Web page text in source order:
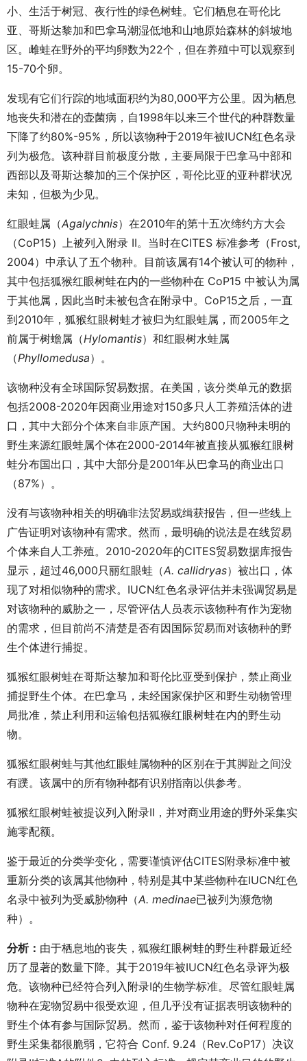
小、生活于树冠、夜行性的绿色树蛙。它们栖息在哥伦比
亚、哥斯达黎加和巴拿马潮湿低地和山地原始森林的斜坡地
区。雌蛙在野外的平均卵数为22个，但在养殖中可以观察到
15-70个卵。
发现有它们行踪的地域面积约为80,000平方公里。因为栖息
地丧失和潜在的壶菌病，自1998年以来三个世代的种群数量
下降了约80%-95%，所以该物种于2019年被IUCN红色名录
列为极危。该种群目前极度分散，主要局限于巴拿马中部和
西部以及哥斯达黎加的三个保护区，哥伦比亚的亚种群状况
未知，但极为少见。
红眼蛙属（Agalychnis）在2010年的第十五次缔约方大会
（CoP15）上被列入附录 II。当时在CITES 标准参考（Frost,
2004）中承认了五个物种。目前该属有14个被认可的物种，
其中包括狐猴红眼树蛙在内的一些物种在 CoP15 中被认为属
于其他属，因此当时未被包含在附录中。CoP15之后，一直
到2010年，狐猴红眼树蛙才被归为红眼蛙属，而2005年之
前属于树蟾属（Hylomantis）和红眼树水蛙属
（Phyllomedusa）。
该物种没有全球国际贸易数据。在美国，该分类单元的数据
包括2008-2020年因商业用途对150多只人工养殖活体的进
口，其中大部分个体来自非原产国。大约800只物种未明的
野生来源红眼蛙属个体在2000-2014年被直接从狐猴红眼树
蛙分布国出口，其中大部分是2001年从巴拿马的商业出口
（87%）。
没有与该物种相关的明确非法贸易或缉获报告，但一些线上
广告证明对该物种有需求。然而，最明确的说法是在线贸易
个体来自人工养殖。2010-2020年的CITES贸易数据库报告
显示，超过46,000只丽红眼蛙（A. callidryas）被出口，体
现了对相似物种的需求。IUCN红色名录评估并未强调贸易是
对该物种的威胁之一，尽管评估人员表示该物种有作为宠物
的需求，但目前尚不清楚是否有因国际贸易而对该物种的野
生个体进行捕捉。
狐猴红眼树蛙在哥斯达黎加和哥伦比亚受到保护，禁止商业
捕捉野生个体。在巴拿马，未经国家保护区和野生动物管理
局批准，禁止利用和运输包括狐猴红眼树蛙在内的野生动
物。
狐猴红眼树蛙与其他红眼蛙属物种的区别在于其脚趾之间没
有蹼。该属中的所有物种都有识别指南以供参考。
狐猴红眼树蛙被提议列入附录II，并对商业用途的野外采集实
施零配额。
鉴于最近的分类学变化，需要谨慎评估CITES附录标准中被
重新分类的该属其他物种，特别是其中某些物种在IUCN红色
名录中被列为受威胁物种（A. medinae已被列为濒危物
种）。
分析： 由于栖息地的丧失，狐猴红眼树蛙的野生种群最近经
历了显著的数量下降。其于2019年被IUCN红色名录评为极
危。该物种已经符合列入附录I的生物学标准。尽管红眼蛙属
物种在宠物贸易中很受欢迎，但几乎没有证据表明该物种的
野生个体有参与国际贸易。然而，鉴于该物种对任何程度的
野生采集都很脆弱，它符合 Conf. 9.24（Rev.CoP17）决议